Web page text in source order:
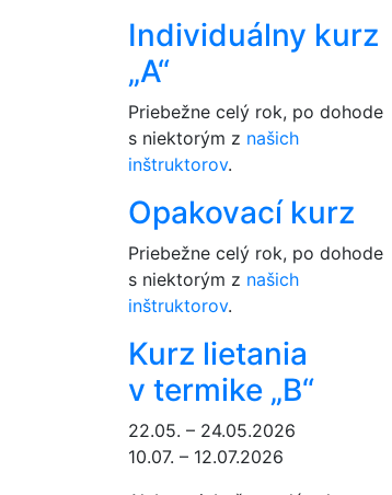
Individuálny kurz
„A“
Priebežne celý rok, po dohode
s niektorým z našich
inštruktorov.
Opakovací kurz
Priebežne celý rok, po dohode
s niektorým z našich
inštruktorov.
Kurz lietania
v termike „B“
22.05. – 24.05.2026
10.07. – 12.07.2026